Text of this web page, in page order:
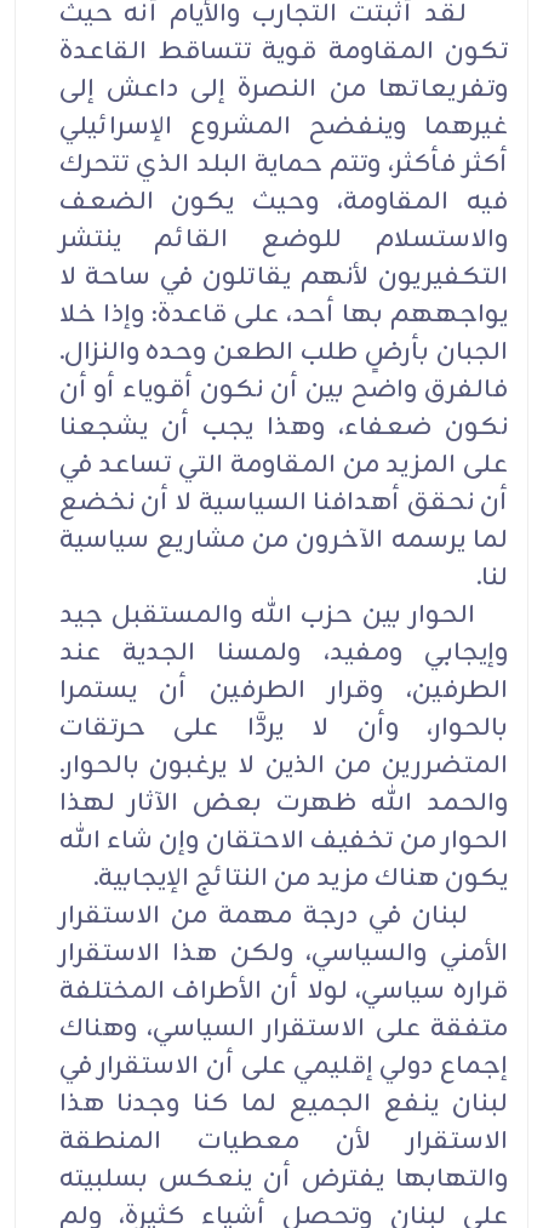
لقد أثبتت التجارب والأيام أنه حيث
تكون المقاومة قوية تتساقط القاعدة
وتفريعاتها من النصرة إلى داعش إلى
غيرهما وينفضح المشروع الإسرائيلي
أكثر فأكثر، وتتم حماية البلد الذي تتحرك
فيه المقاومة، وحيث يكون الضعف
والاستسلام للوضع القائم ينتشر
التكفيريون لأنهم يقاتلون في ساحة لا
يواجههم بها أحد، على قاعدة: وإذا خلا
الجبان بأرضٍ طلب الطعن وحده والنزال.
فالفرق واضح بين أن نكون أقوياء أو أن
نكون ضعفاء، وهذا يجب أن يشجعنا
على المزيد من المقاومة التي تساعد في
أن نحقق أهدافنا السياسية لا أن نخضع
لما يرسمه الآخرون من مشاريع سياسية
لنا.
الحوار بين حزب الله والمستقبل جيد
وإيجابي ومفيد، ولمسنا الجدية عند
الطرفين، وقرار الطرفين أن يستمرا
بالحوار، وأن لا يردَّا على حرتقات
المتضررين من الذين لا يرغبون بالحوار.
والحمد الله ظهرت بعض الآثار لهذا
الحوار من تخفيف الاحتقان وإن شاء الله
يكون هناك مزيد من النتائج الإيجابية.
لبنان في درجة مهمة من الاستقرار
الأمني والسياسي، ولكن هذا الاستقرار
قراره سياسي، لولا أن الأطراف المختلفة
متفقة على الاستقرار السياسي، وهناك
إجماع دولي إقليمي على أن الاستقرار في
لبنان ينفع الجميع لما كنا وجدنا هذا
الاستقرار لأن معطيات المنطقة
والتهابها يفترض أن ينعكس بسلبيته
على لبنان وتحصل أشياء كثيرة، ولم